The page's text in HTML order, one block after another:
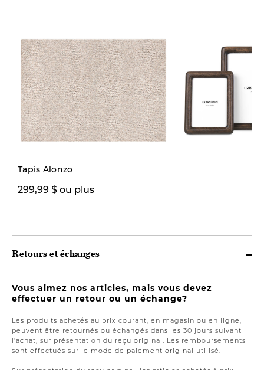
Tapis Alonzo
299,99 $ ou plus
Retours et échanges
Vous aimez nos articles, mais vous devez
effectuer un retour ou un échange?
Les produits achetés au prix courant, en magasin ou en ligne,
peuvent être retournés ou échangés dans les 30 jours suivant
l’achat, sur présentation du reçu original. Les remboursements
sont effectués sur le mode de paiement original utilisé.